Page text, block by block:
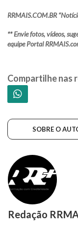
RRMAIS.COM.BR
** Envie fotos, vídeos,
equipe Portal
Compartilhe nas
SOBRE O
Redação